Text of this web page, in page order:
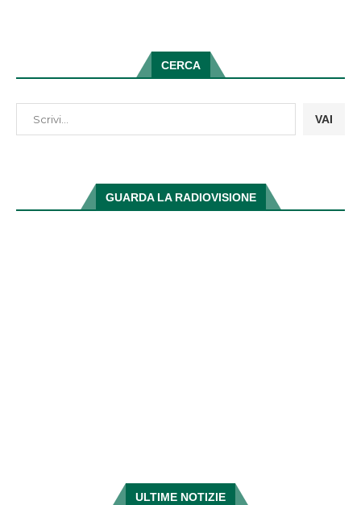
CERCA
VAI
GUARDA LA RADIOVISIONE
ULTIME NOTIZIE